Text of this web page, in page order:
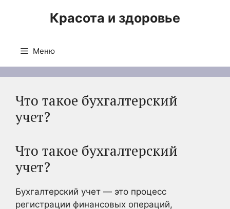
Красота и здоровье
Меню
Что такое бухгалтерский
учет?
Что такое бухгалтерский
учет?
Бухгалтерский учет — это процесс
регистрации финансовых операций,